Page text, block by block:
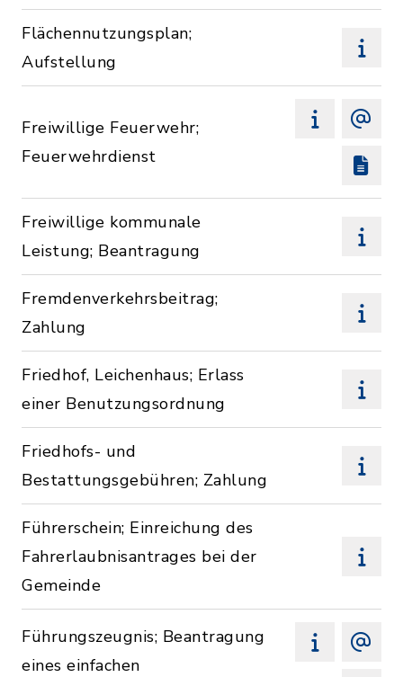
Flächennutzungsplan;
Aufstellung
Freiwillige Feuerwehr;
Feuerwehrdienst
Freiwillige kommunale
Leistung; Beantragung
Fremdenverkehrsbeitrag;
Zahlung
Friedhof, Leichenhaus; Erlass
einer Benutzungsordnung
Friedhofs- und
Bestattungsgebühren; Zahlung
Führerschein; Einreichung des
Fahrerlaubnisantrages bei der
Gemeinde
Führungszeugnis; Beantragung
eines einfachen